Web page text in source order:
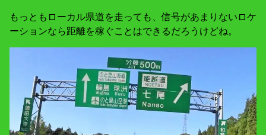
もっともローカル県道を走っても、信号があまりないロケ
ーションなら距離を稼ぐことはできるだろうけどね。